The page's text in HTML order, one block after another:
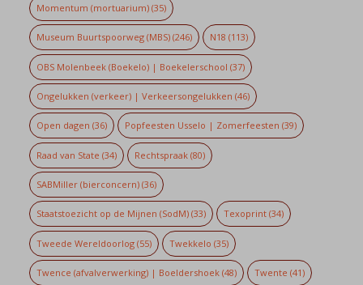
Momentum (mortuarium)(35)
Museum Buurtspoorweg (MBS)(246) N18 (113)
OBS Molenbeek (Boekelo) | Boekelerschool (37)
Ongelukken (verkeer) | Verkeersongelukken (46)
Open dagen (36) Popfeesten Usselo | Zomerfeesten (39)
Raad van State (34) Rechtspraak (80)
SABMiller (bierconcern)(36)
Staatstoezicht op de Mijnen (SodM)(33) Texoprint (34)
Tweede Wereldoorlog(55) Twekkelo (35)
Twence (afvalverwerking) | Boeldershoek(48) Twente (41)